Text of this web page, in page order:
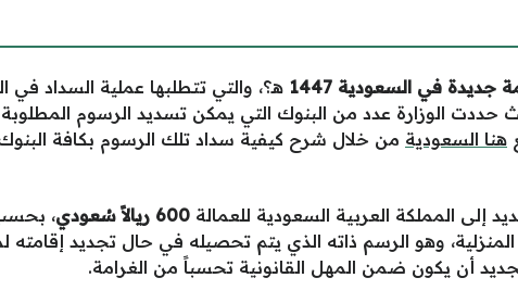
في السعودية 1447
هـ؟، والتي تتطلبها عملية السداد في
حددت الوزارة عدد من البنوك التي يمكن تسديد الرسوم المطلوبة
هنا السعودية من خلال شرح كيفية سداد تلك الرسوم بكافة
إلى المملكة العربية السعودية للعمالة 600 ريالاً سُعودي
، بحسب
وهو الرسم ذاته الذي يتم تحصيله في حال تجديد
أن يكون ضمن المهل القانونية تحسباً من الغرامة.